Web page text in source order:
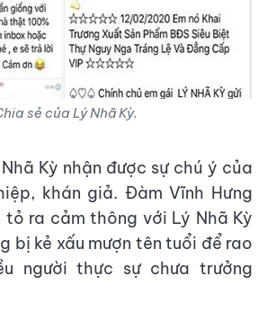
sẻ của Lý Nhã Kỳ.
Kỳ nhận được sự chú ý của
khán giả. Đàm Vĩnh Hưng
tỏ ra cảm thông với Lý Nhã Kỳ
bị kẻ xấu mượn tên tuổi để rao
người thực sự chưa trưởng